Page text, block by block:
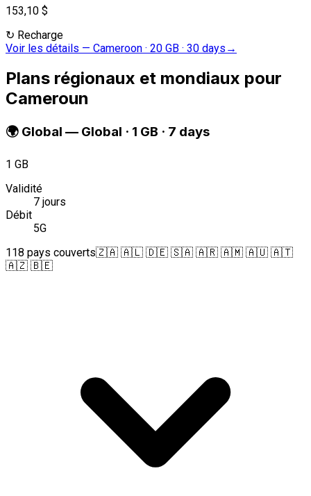
153,10 $
↻ Recharge
Voir les détails — Cameroon · 20 GB · 30 days →
Plans régionaux et mondiaux pour
Cameroun
🌍 Global — Global · 1 GB · 7 days
1 GB
Validité
7 jours
Débit
5G
118 pays couverts🇿🇦 🇦🇱 🇩🇪 🇸🇦 🇦🇷 🇦🇲 🇦🇺 🇦🇹
🇦🇿 🇧🇪